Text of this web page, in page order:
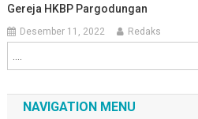
Gereja HKBP Pargodungan
Desember 11, 2022 Redaks
NAVIGATION MENU